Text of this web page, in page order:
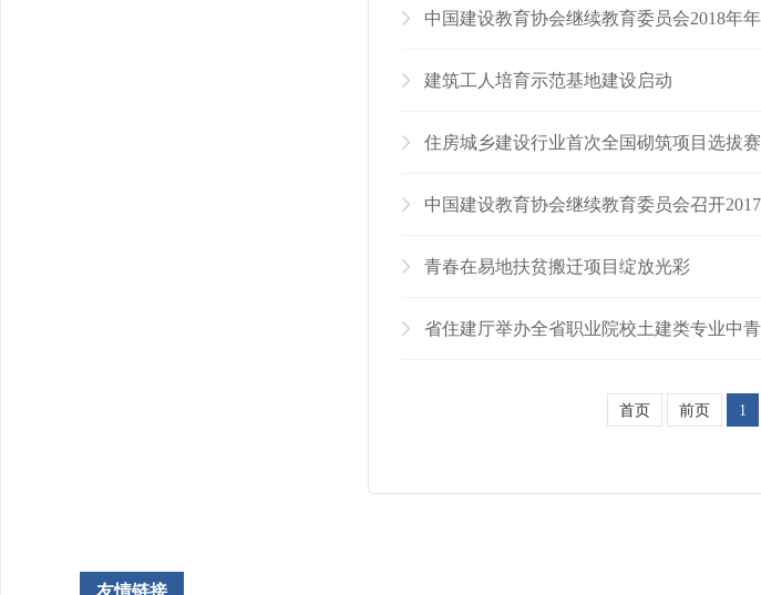
中国建设教育协会继续教育委员会2018年
建筑工人培育示范基地建设启动
住房城乡建设行业首次全国砌筑项目选拔
中国建设教育协会继续教育委员会召开
青春在易地扶贫搬迁项目绽放光彩
省住建厅举办全省职业院校土建类专业中
首页 前页 1
友情链接